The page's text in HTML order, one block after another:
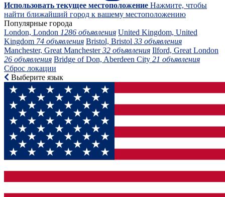
Использовать текущее местоположение Нажмите, чтобы
найти ближайший город к вашему местоположению
Популярные города
London, London 1286 объявления United Kingdom, United
Kingdom 74 объявления Bristol, Bristol 33 объявления
Manchester, Great Manchester32 объявления Ilford, Great London
26 объявления Bridge of Don, Aberdeen City 21 объявления
Сброс локации
Выберите язык